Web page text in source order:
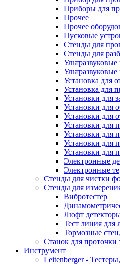
Приборы для
Прочее
Прочее
Пусковые
Стенды для
Стенды для
Установка для
Установка для
Установки для
Установки для
Установки для
Установки для
Установки для
Установки для
Установки для
Электронные
Электронные
Стенды для чистки
Стенды для
Вибротестер
Люфт
Тест линия для
Тормозные
Станок для проточки
Инструмент
Leitenberger -